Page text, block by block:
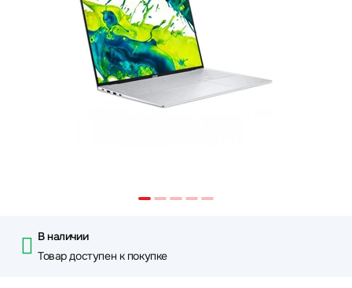
В наличии
Товар доступен к покупке